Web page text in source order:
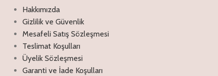
Hakkımızda
Gizlilik ve Güvenlik
Mesafeli Satış Sözleşmesi
Teslimat Koşulları
Üyelik Sözleşmesi
Garanti ve İade Koşulları